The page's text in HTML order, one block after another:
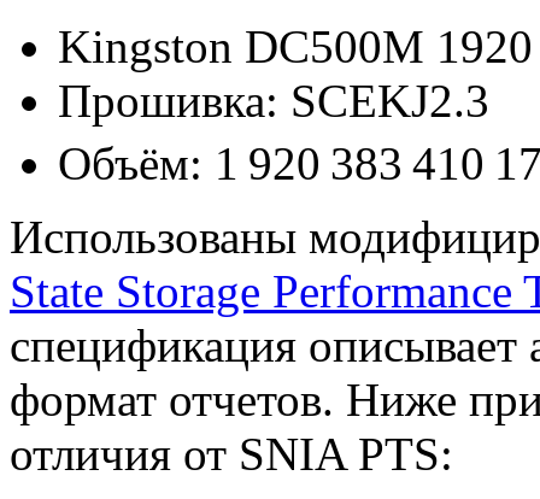
Kingston DC500M
Прошивка: SCEKJ2.3
Объём: 1 920 383 410
Использованы
State Storage
спецификация описывает
формат отчетов. Ниже
отличия от SNIA PTS: